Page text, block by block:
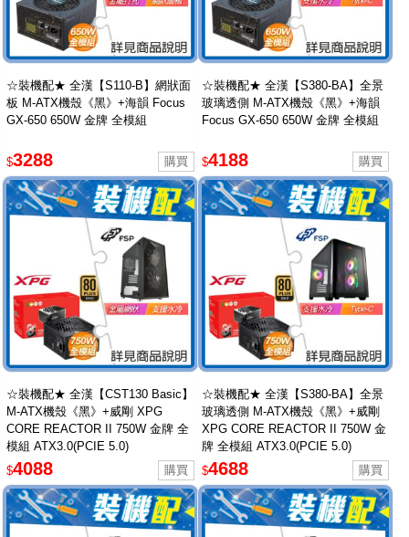
☆裝機配★ 全漢【S110-B】網狀面
板 M-ATX機殼《黑》+海韻 Focus
GX-650 650W 金牌 全模組
$3288
☆裝機配★ 全漢【S380-BA】全景
玻璃透側 M-ATX機殼《黑》+海韻
Focus GX-650 650W 金牌 全模組
$4188
☆裝機配★ 全漢【CST130 Basic】
M-ATX機殼《黑》+威剛 XPG
CORE REACTOR II 750W 金牌 全
模組 ATX3.0(PCIE 5.0)
$4088
☆裝機配★ 全漢【S380-BA】全景
玻璃透側 M-ATX機殼《黑》+威剛
XPG CORE REACTOR II 750W 金
牌 全模組 ATX3.0(PCIE 5.0)
$4688